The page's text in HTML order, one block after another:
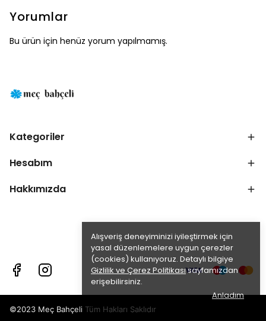
Alışveriş deneyiminizi iyileştirmek için
yasal düzenlemelere uygun çerezler
(cookies) kullanıyoruz. Detaylı bilgiye
Gizlilik ve Çerez Politikasısayfamızdan
erişebilirsiniz.
Anladım
Yorumlar
Bu ürün için henüz yorum yapılmamış.
Kategoriler
Hesabım
Hakkımızda
©2023 Meç Bahçeli Tüm Hakları Saklıdır